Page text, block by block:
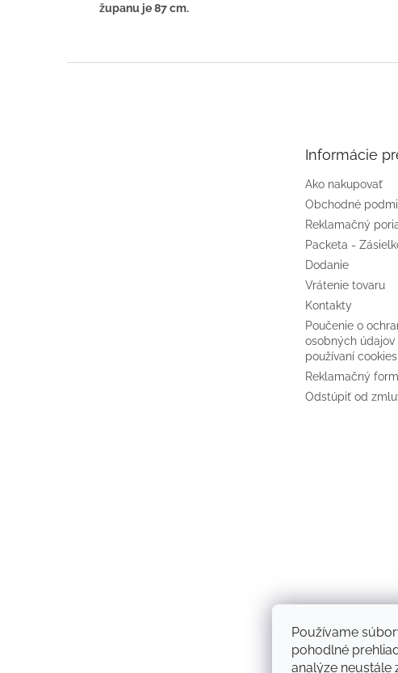
Používame
pohodlné
analýze neustále
županu je 87 cm.
Informácie
Ako nakupovať
Obchodné
Reklamačný
Packeta -
Dodanie
Vrátenie tovaru
Kontakty
Poučenie o
osobných údajov
používaní cookies
Reklamačný
Odstúpiť od